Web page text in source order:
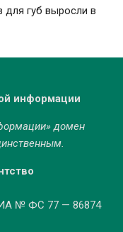
для губ выросли в
информации
домен
ИА № ФС 77 — 86874